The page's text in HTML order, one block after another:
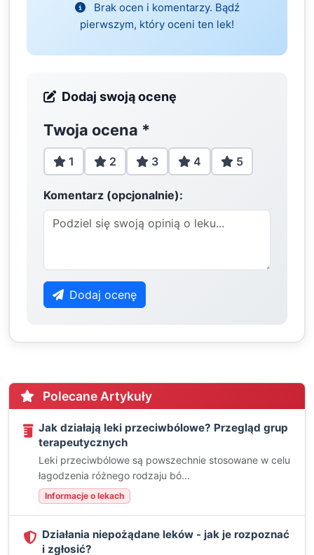
Brak ocen i komentarzy. Bądź
pierwszym, który oceni ten lek!
Dodaj swoją ocenę
Twoja ocena *
1 2 3 4 5
Komentarz (opcjonalnie):
Dodaj ocenę
Polecane Artykuły
Jak działają leki przeciwbólowe? Przegląd grup
terapeutycznych
Leki przeciwbólowe są powszechnie stosowane w celu
łagodzenia różnego rodzaju bó...
Informacje o lekach
Działania niepożądane leków - jak je rozpoznać
i zgłosić?